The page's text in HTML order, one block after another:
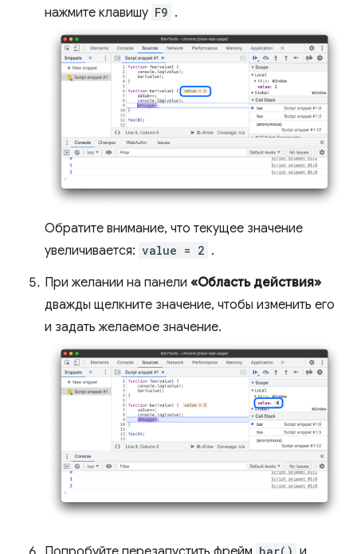
нажмите клавишу F9 .
Обратите внимание, что текущее значение
увеличивается: value = 2 .
При желании на панели «Область действия»
дважды щелкните значение, чтобы изменить его
и задать желаемое значение.